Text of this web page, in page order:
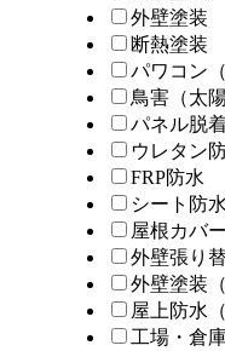
外壁塗装
断熱塗装
パワコン
鳥害（太陽
パネル脱
ウレタン
FRP防水
シート防水
屋根カバ
外壁張り
外壁塗装
屋上防水
工場・倉